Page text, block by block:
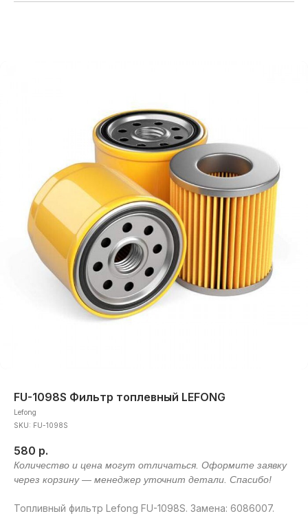
FU-1098S Фильтр топлевный LEFONG
Lefong
SKU: FU-1098S
580 р.
Топливный фильтр Lefong FU-1098S. Замена: 6086007.